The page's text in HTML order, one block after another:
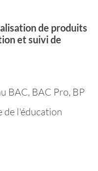
de produits
et suivi de
BAC, BAC Pro, BP
l'éducation